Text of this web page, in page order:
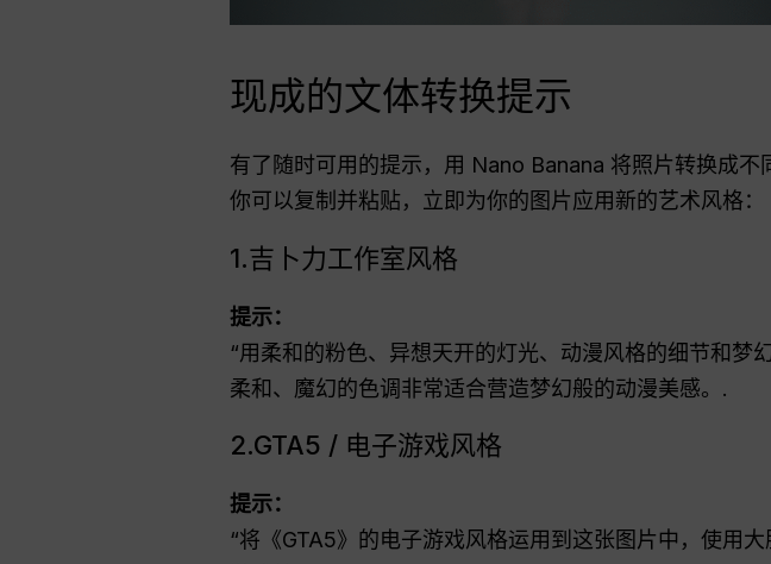
现成的文体转换提示
有了随时可用的提示，用 Nano Banana 将照片转换成
你可以复制并粘贴，立即为你的图片应用新的艺术风格：
1.吉卜力工作室风格
提示：
“用柔和的粉色、异想天开的灯光、动漫风格的细节和梦
柔和、魔幻的色调非常适合营造梦幻般的动漫美感。.
2.GTA5 / 电子游戏风格
提示：
“将《GTA5》的电子游戏风格运用到这张图片中，使用